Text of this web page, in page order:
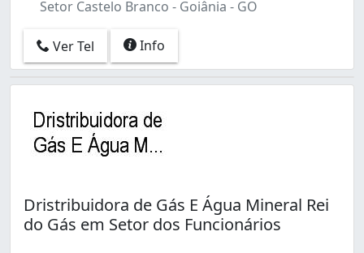
Setor Castelo Branco - Goiânia - GO
Ver Tel Info
Dristribuidora de Gás E Água Mineral Rei
do Gás em Setor dos Funcionários